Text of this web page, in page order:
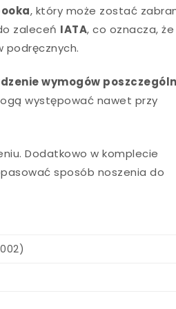
, który może zostać
zaleceń IATA, co oznacza,
podręcznych.
wymogów
występować nawet przy
Dodatkowo w komplecie
sposób noszenia do